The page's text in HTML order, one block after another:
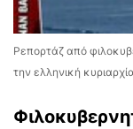
Ρεπορτάζ από
την ελληνική